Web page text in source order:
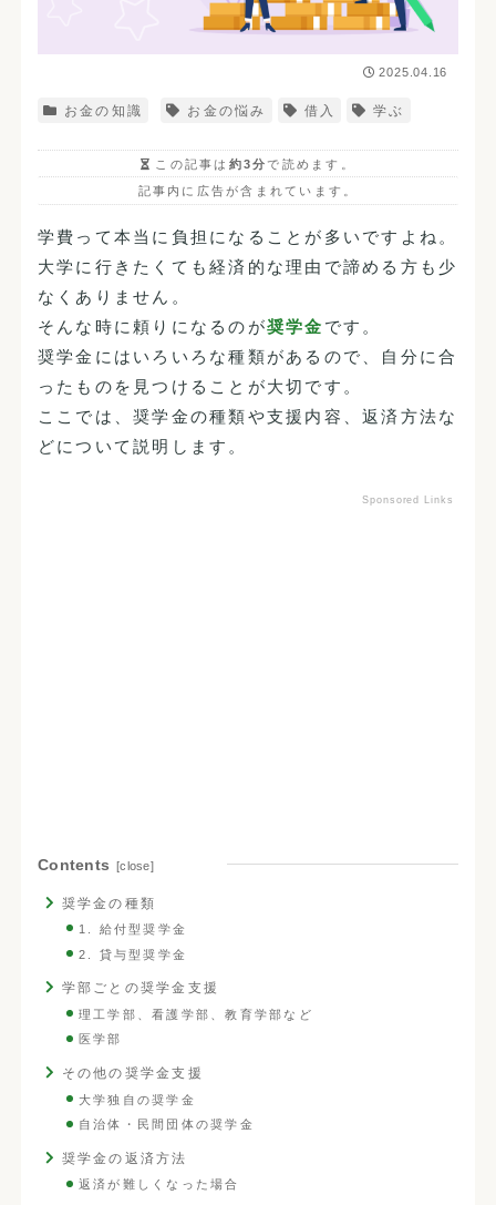
2025.04.16
お金の知識 お金の悩み 借入 学ぶ
この記事は 約3分で読めます。
記事内に広告が含まれています。
学費って本当に負担になることが多いですよね。
大学に行きたくても経済的な理由で諦める方も少
なくありません。
そんな時に頼りになるのが奨学金 です。
奨学金にはいろいろな種類があるので、自分に合
ったものを見つけることが大切です。
ここでは、奨学金の種類や支援内容、返済方法な
どについて説明します。
Sponsored Links
Contents
奨学金の種類
1. 給付型奨学金
2. 貸与型奨学金
学部ごとの奨学金支援
理工学部、看護学部、教育学部など
医学部
その他の奨学金支援
大学独自の奨学金
自治体・民間団体の奨学金
奨学金の返済方法
返済が難しくなった場合